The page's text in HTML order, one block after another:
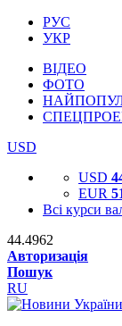
РУС
УКР
ВІДЕО
ФОТО
USD
USD
EUR
Всі курси
44.4962
Авторизація
Пошук
RU